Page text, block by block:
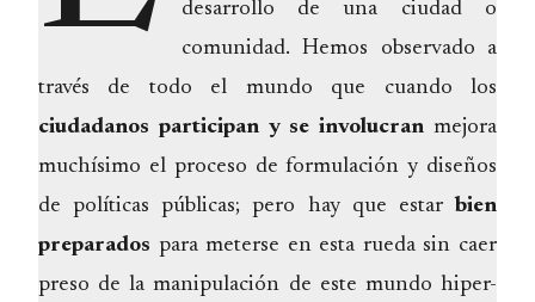
desarrollo de una ciudad o
comunidad. Hemos observado a
través de todo el mundo que cuando los
ciudadanos participan y se involucran mejora
muchísimo el proceso de formulación y diseños
de políticas públicas; pero hay que estarbien
preparados para meterse en esta rueda sin caer
preso de la manipulación de este mundo hiper-